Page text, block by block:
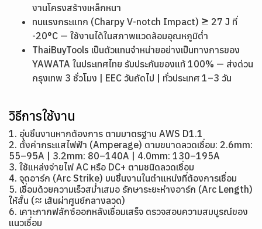
งานโครงสร้างเหล็กหนา
ทนแรงกระแทก (Charpy V-notch Impact) ≥ 27 J ที่
-20°C — ใช้งานได้ในสภาพแวดล้อมอุณหภูมิต่ำ
ThaiBuyTools เป็นตัวแทนจำหน่ายอย่างเป็นทางการของ
YAWATA ในประเทศไทย รับประกันของแท้ 100% — ส่งด่วน
กรุงเทพ 3 ชั่วโมง | EEC วันถัดไป | ทั่วประเทศ 1–3 วัน
วิธีการใช้งาน
1. อุ่นชิ้นงานหากต้องการ ตามมาตรฐาน AWS D1.1
2. ตั้งค่ากระแสไฟฟ้า (Amperage) ตามขนาดลวดเชื่อม: 2.6mm:
55–95A | 3.2mm: 80–140A | 4.0mm: 130–195A
3. ใช้แหล่งจ่ายไฟ AC หรือ DC+ ตามชนิดลวดเชื่อม
4. จุดอาร์ก (Arc Strike) บนชิ้นงานในตำแหน่งที่ต้องการเชื่อม
5. เชื่อมด้วยความเร็วสม่ำเสมอ รักษาระยะห่างอาร์ก (Arc Length)
ให้สั้น (≈ เส้นผ่าศูนย์กลางลวด)
6. เคาะกากฟลักซ์ออกหลังเชื่อมเสร็จ ตรวจสอบความสมบูรณ์ของ
แนวเชื่อม